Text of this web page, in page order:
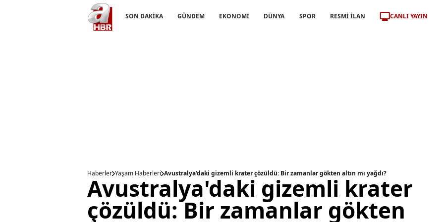
SON DAKİKA GÜNDEM EKONOMİ DÜNYA SPOR RESMİ İLAN CANLI YAYIN
Haberler Yaşam Haberleri Avustralya'daki gizemli krater çözüldü: Bir zamanlar gökten altın mı yağdı?
Avustralya'daki gizemli krater
çözüldü: Bir zamanlar gökten